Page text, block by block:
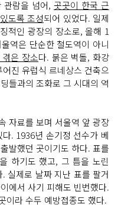
관람을 넘어, 곳곳이 한국 근
도록 조성되어 있었다. 일제
적인 광장의 장소로, 올해 1
역은 단순한 철도역이 아니
은 장소다. 붉은 벽돌, 화강
진 유럽식 르네상스 건축으
들과의 조화로 그 시대의 역
자료를 보며 서울역 앞 광장
. 1936년 손기정 선수가 베
발했던 곳이기도 하다. 표를
하기도 했고, 그 틈을 노린
실제로 날짜 지난 표를 팔거
에서 사기 피해도 빈번했다.
이라 수두 예방접종도 했다.